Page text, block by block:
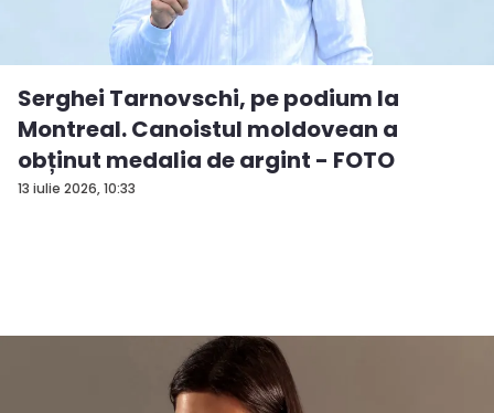
13 iulie 2026, 10:33
Serghei Tarnovschi, pe podium la
Montreal. Canoistul moldovean a
obținut medalia de argint - FOTO